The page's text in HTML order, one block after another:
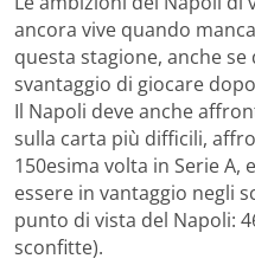
ancora vive quando
questa stagione, anche
svantaggio di giocare
Il Napoli deve anche
sulla carta più difficili,
150esima volta in Serie A,
essere in vantaggio negli
punto di vista del Napoli:
sconfitte).